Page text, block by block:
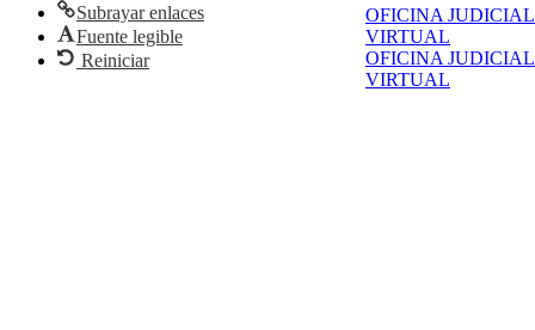
OFICINA JUDICIAL
VIRTUAL
OFICINA JUDICIAL
VIRTUAL
Subrayar enlaces
Fuente legible
Reiniciar